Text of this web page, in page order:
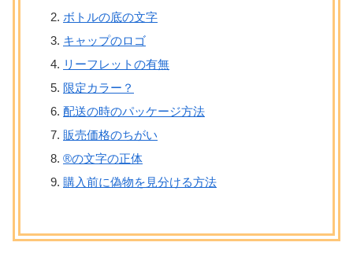
ボトルの底の文字
キャップのロゴ
リーフレットの有無
限定カラー？
配送の時のパッケージ方法
販売価格のちがい
®️の文字の正体
購入前に偽物を見分ける方法